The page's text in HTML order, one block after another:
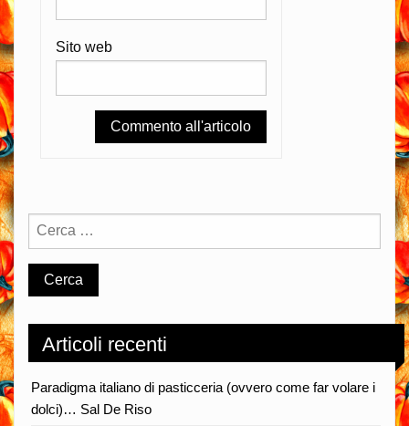
Sito web
Articoli recenti
Paradigma italiano di pasticceria (ovvero come far volare i
dolci)… Sal De Riso